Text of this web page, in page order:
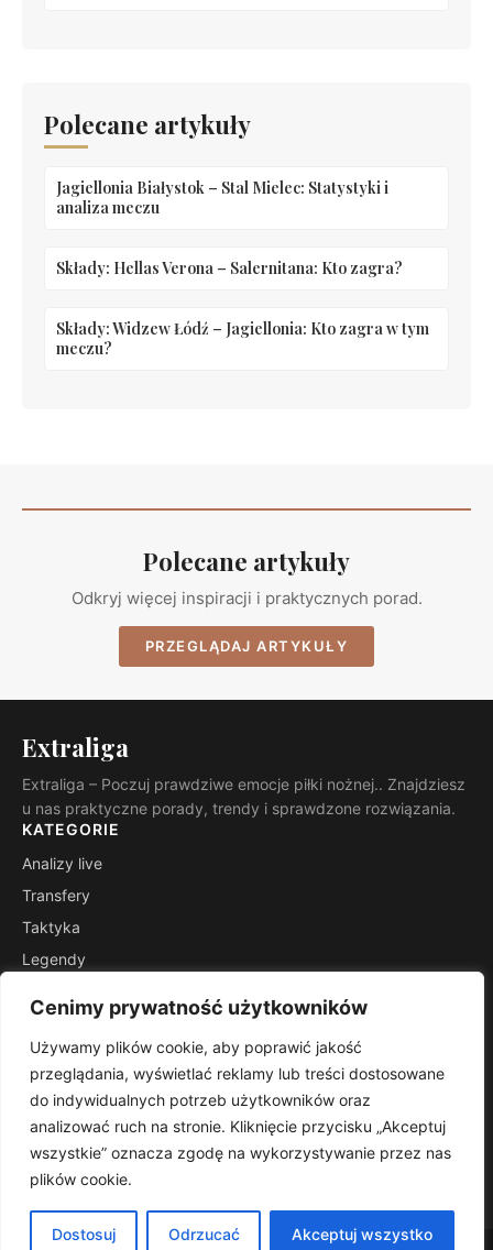
Cenimy prywatność użytkowników
Używamy plików cookie, aby poprawić jakość
przeglądania, wyświetlać reklamy lub treści dostosowane
do indywidualnych potrzeb użytkowników oraz
analizować ruch na stronie. Kliknięcie przycisku „Akceptuj
wszystkie” oznacza zgodę na wykorzystywanie przez nas
plików cookie.
Dostosuj Odrzucać Akceptuj wszystko
Polecane artykuły
Jagiellonia Białystok – Stal Mielec: Statystyki i
analiza meczu
Składy: Hellas Verona – Salernitana: Kto zagra?
Składy: Widzew Łódź – Jagiellonia: Kto zagra w tym
meczu?
Polecane artykuły
Odkryj więcej inspiracji i praktycznych porad.
PRZEGLĄDAJ ARTYKUŁY
Extraliga
Extraliga – Poczuj prawdziwe emocje piłki nożnej.. Znajdziesz
u nas praktyczne porady, trendy i sprawdzone rozwiązania.
KATEGORIE
Analizy live
Transfery
Taktyka
Legendy
Sektor kibica
INFORMACJE
Kontakt
Mapa witryny
Polityka prywatności
RSS